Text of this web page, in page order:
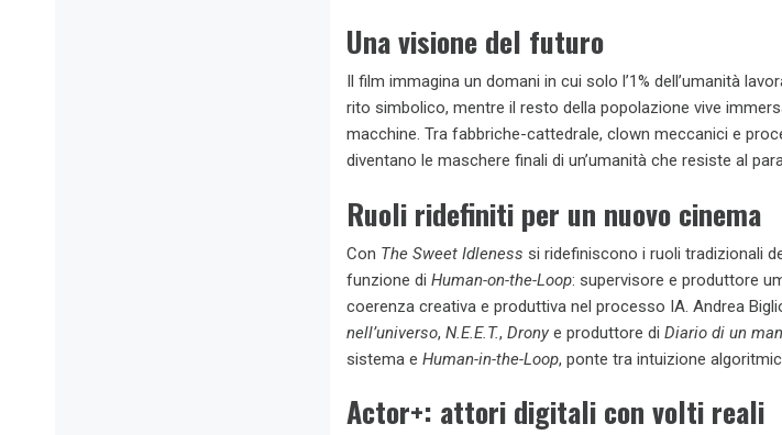
Una visione del futuro
Il film immagina un domani in cui solo l’1% dell’umanità
rito simbolico, mentre il resto della popolazione vive
macchine. Tra fabbriche-cattedrale, clown meccanici e
diventano le maschere finali di un’umanità che resiste al
Ruoli ridefiniti per un nuovo cinema
Con The Sweet Idleness si ridefiniscono i ruoli tradizionali
funzione di Human-on-the-Loop: supervisore e produttore
coerenza creativa e produttiva nel processo IA. Andrea
nell’universo, N.E.E.T., Dronye produttore di Diario di un
sistema e Human-in-the-Loop, ponte tra intuizione
Actor+: attori digitali con volti reali